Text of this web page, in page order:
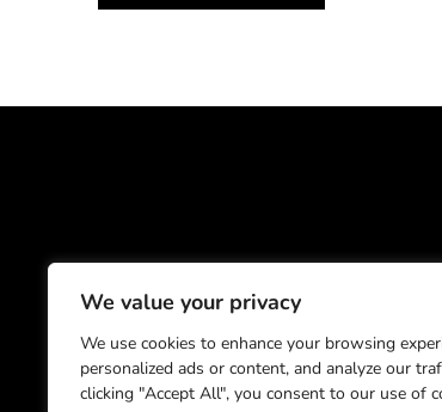
We value your privacy
We use cookies to enhance your browsing
personalized ads or content, and analyze our
clicking "Accept All", you consent to our use of
articoli
I
Università degli Studi di Milano
Via Festa del Perdono, 7 - 20122 Milano
Posta Elettronica Certificata